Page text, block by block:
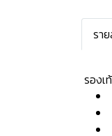
รา
รอง